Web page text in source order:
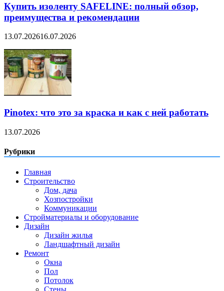
Купить изоленту SAFELINE: полный обзор,
преимущества и рекомендации
13.07.202616.07.2026
Pinotex: что это за краска и как с ней работать
13.07.2026
Рубрики
Главная
Строительство
Дом, дача
Хозпостройки
Коммуникации
Стройматериалы и оборудование
Дизайн
Дизайн жилья
Ландшафтный дизайн
Ремонт
Окна
Пол
Потолок